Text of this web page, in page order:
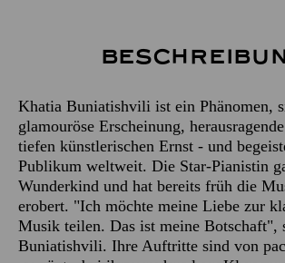
Khatia Buniatishvili ist ein Phänomen,
glamouröse Erscheinung,
tiefen künstlerischen Ernst - und
Publikum weltweit. Die Star-Pianistin
Wunderkind und hat bereits früh die
erobert. "Ich möchte meine Liebe zur
Musik teilen. Das ist meine Botschaft",
Buniatishvili. Ihre Auftritte sind von